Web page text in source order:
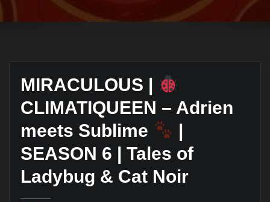
MIRACULOUS |
CLIMATIQUEEN – Adrien
meets Sublime
|
SEASON 6 | Tales of
Ladybug & Cat Noir